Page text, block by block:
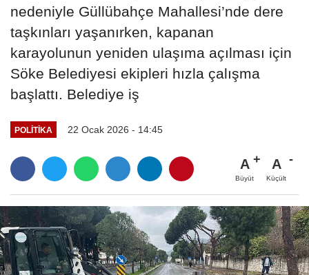
nedeniyle Güllübahçe Mahallesi’nde dere
taşkınları yaşanırken, kapanan
karayolunun yeniden ulaşıma açılması için
Söke Belediyesi ekipleri hızla çalışma
başlattı. Belediye iş
POLITIKA 22 Ocak 2026 - 14:45
A
Büyüt
A
Küçült